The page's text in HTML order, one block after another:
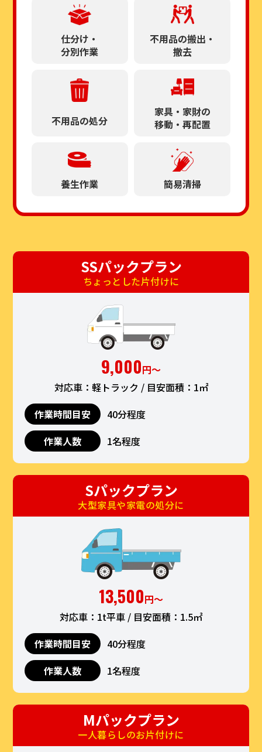
仕分け・
分別作業
不用品の搬出・
撤去
不用品の処分
家具・家財の
移動・再配置
養生作業 簡易清掃
SSパックプラン
ちょっとした片付けに
9,000円〜
対応車：軽トラック / 目安面積：1㎡
作業時間目安
40分程度
作業人数
1名程度
Sパックプラン
大型家具や家電の処分に
13,500円〜
対応車：1t平車 / 目安面積：1.5㎡
作業時間目安
40分程度
作業人数
1名程度
Mパックプラン
一人暮らしのお片付けに